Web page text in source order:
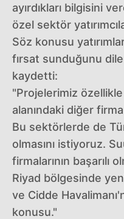
ayırdıkları bilgisini
özel sektör
Söz konusu
fırsat sunduğunu
kaydetti:
"Projelerimiz
alanındaki diğer
Bu sektörlerde de
olmasını istiyoruz.
firmalarının başarılı
Riyad bölgesinde
ve Cidde
konusu."